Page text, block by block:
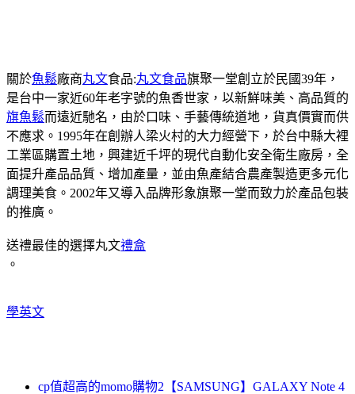
關於魚鬆廠商丸文食品:丸文食品旗聚一堂創立於民國39年，
是台中一家近60年老字號的魚香世家，以新鮮味美、高品質的
旗魚鬆而遠近馳名，由於口味、手藝傳統道地，貨真價實而供
不應求。1995年在創辦人梁火村的大力經營下，於台中縣大裡
工業區購置土地，興建近千坪的現代自動化安全衛生廠房，全
面提升產品品質、增加產量，並由魚產結合農產製造更多元化
調理美食。2002年又導入品牌形象旗聚一堂而致力於產品包裝
的推廣。
送禮最佳的選擇丸文禮盒
。
學英文
cp值超高的momo購物2【SAMSUNG】GALAXY Note 4